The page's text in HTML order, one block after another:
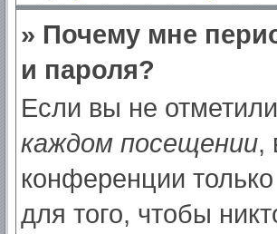
» Почему мне
и пароля?
Если вы не
каждом посещении,
конференции
для того, чтобы